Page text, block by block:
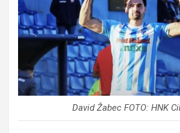
David Žabec FOTO: HNK